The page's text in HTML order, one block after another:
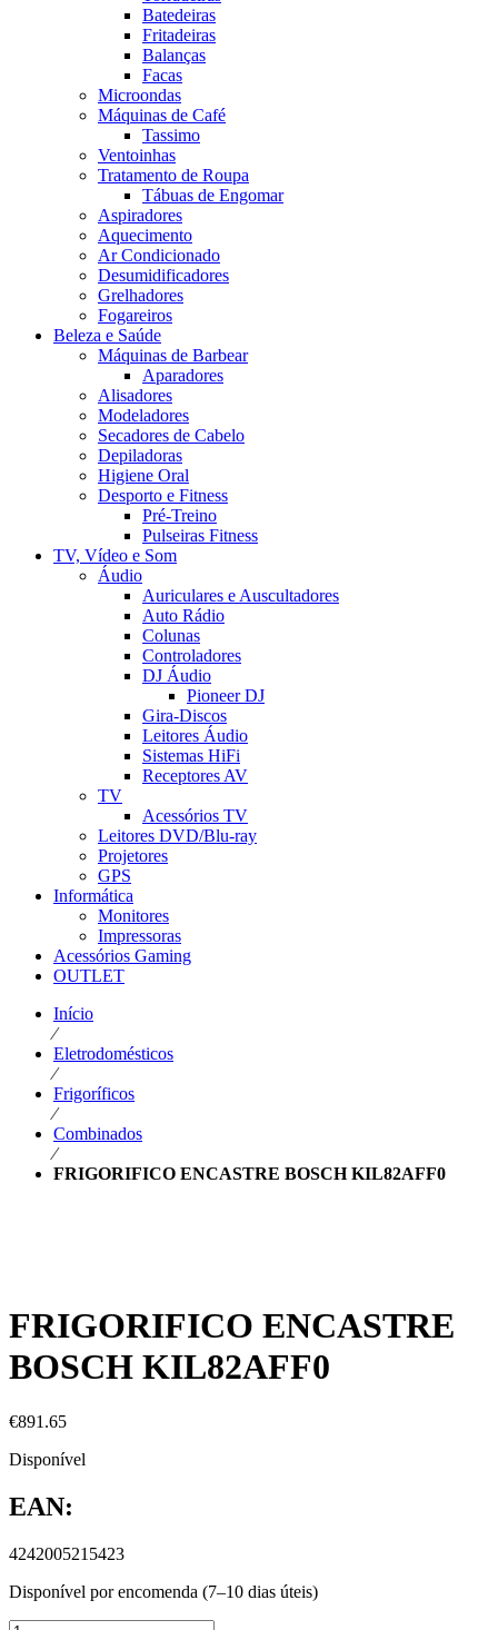
Batedeiras
Fritadeiras
Balanças
Facas
Microondas
Máquinas de Café
Tassimo
Ventoinhas
Tratamento de Roupa
Tábuas de Engomar
Aspiradores
Aquecimento
Ar Condicionado
Desumidificadores
Grelhadores
Fogareiros
Beleza e Saúde
Máquinas de Barbear
Aparadores
Alisadores
Modeladores
Secadores de Cabelo
Depiladoras
Higiene Oral
Desporto e Fitness
Pré-Treino
Pulseiras Fitness
TV, Vídeo e Som
Áudio
Auriculares e Auscultadores
Auto Rádio
Colunas
Controladores
DJ Áudio
Pioneer DJ
Gira-Discos
Leitores Áudio
Sistemas HiFi
Receptores AV
TV
Acessórios TV
Leitores DVD/Blu-ray
Projetores
GPS
Informática
Monitores
Impressoras
Acessórios Gaming
OUTLET
Início
⁄
Eletrodomésticos
⁄
Frigoríficos
⁄
Combinados
⁄
FRIGORIFICO ENCASTRE BOSCH KIL82AFF0
FRIGORIFICO ENCASTRE
BOSCH KIL82AFF0
€891.65
Disponível
EAN:
4242005215423
Disponível por encomenda (7–10 dias úteis)